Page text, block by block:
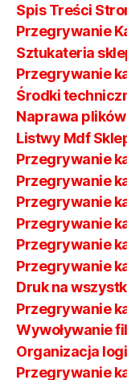
Spis Treści
Przegrywanie
Sztukateria
Przegrywanie
Środki
Naprawa
Listwy Mdf
Przegrywanie
Przegrywanie
Przegrywanie
Przegrywanie
Przegrywanie
Przegrywanie
Druk na
Przegrywanie
Wywoływanie
Organizacja
Przegrywanie